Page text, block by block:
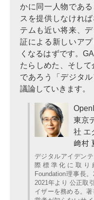
かに同一人物であ
スを提供しなけれ
テムも近い将来、
証による新しいア
くなるはずです。
たらしめた、そし
であろう「デジタ
議論していきます。
東京
社 エ
﨑村
デジタルアイデン
際標準化に取り
Foundation理事長
2021年より 公正取
イザーを務める。